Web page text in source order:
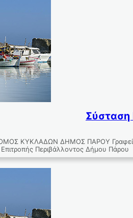
Σύσταση
ΚΥΚΛΑΔΩΝ ΔΗΜΟΣ ΠΑΡΟΥ
Περιβάλλοντος Δήμου